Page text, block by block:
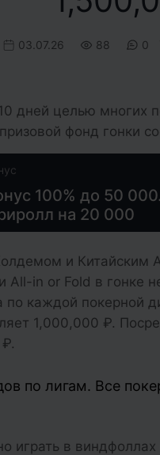
03.07.26 88 0
дней целью многих
фонд гонки
100% до 50 000.
на 20 000
и
in or Fold в гонке
каждой покерной
1,000,000 ₽.
по лигам. Все
играть в